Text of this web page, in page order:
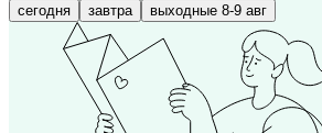
сегодня завтра выходные 8-9 авг